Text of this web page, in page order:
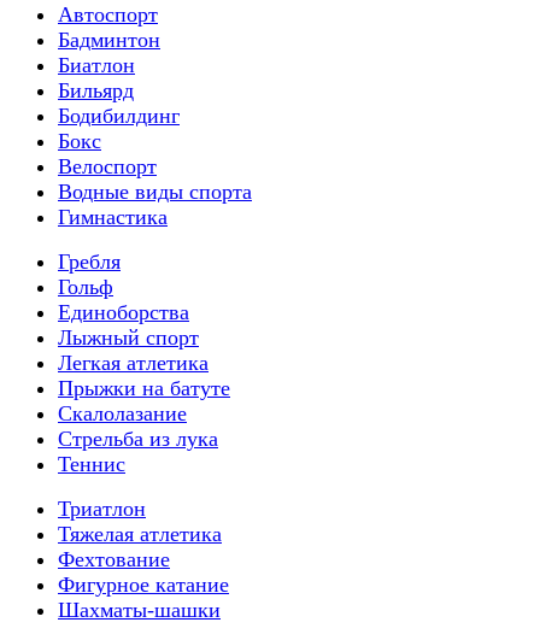
Автоспорт
Бадминтон
Биатлон
Бильярд
Бодибилдинг
Бокс
Велоспорт
Водные виды спорта
Гимнастика
Гребля
Гольф
Единоборства
Лыжный спорт
Легкая атлетика
Прыжки на батуте
Скалолазание
Стрельба из лука
Теннис
Триатлон
Тяжелая атлетика
Фехтование
Фигурное катание
Шахматы-шашки